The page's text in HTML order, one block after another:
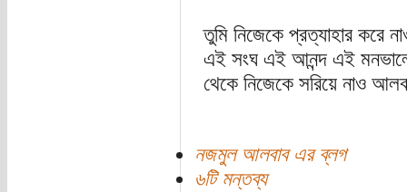
তুমি নিজেকে প্রত্যাহার করে
এই সংঘ এই আনন্দ এই
থেকে নিজেকে সরিয়ে নাও
নজমুল আলবাব এর ব্লগ
৬টি মন্তব্য